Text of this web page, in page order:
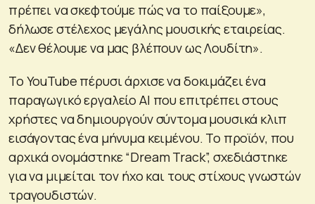
πρέπει να σκεφτούμε πώς να το παίξουμε»,
δήλωσε στέλεχος μεγάλης μουσικής εταιρείας.
«Δεν θέλουμε να μας βλέπουν ως Λουδίτη».
Το YouTube πέρυσι άρχισε να δοκιμάζει ένα
παραγωγικό εργαλείο AI που επιτρέπει στους
χρήστες να δημιουργούν σύντομα μουσικά κλιπ
εισάγοντας ένα μήνυμα κειμένου. Το προϊόν, που
αρχικά ονομάστηκε “Dream Track”, σχεδιάστηκε
για να μιμείται τον ήχο και τους στίχους γνωστών
τραγουδιστών.